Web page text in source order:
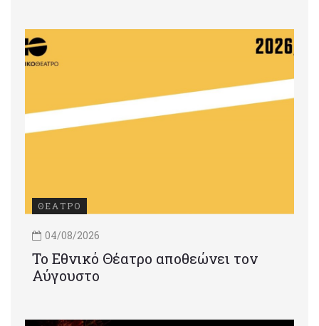
ΘΕΑΤΡΟ
04/08/2026
Το Εθνικό Θέατρο αποθεώνει τον
Αύγουστο